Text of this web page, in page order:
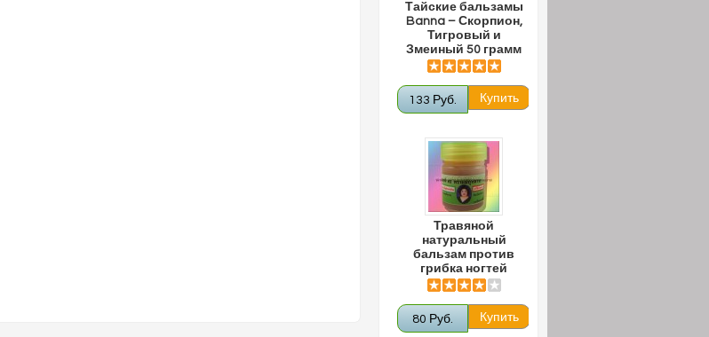
Тайские бальзамы
Banna – Скорпион,
Тигровый и
Змеиный 50 грамм
133 Руб.
Травяной
натуральный
бальзам против
грибка ногтей
80 Руб.